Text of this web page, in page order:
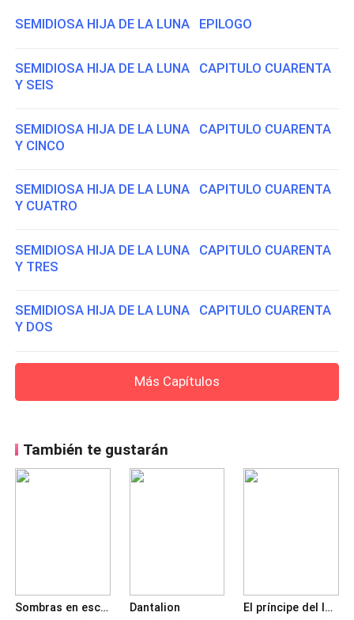
SEMIDIOSA HIJA DE LA LUNA EPILOGO
SEMIDIOSA HIJA DE LA LUNA CAPITULO CUARENTA
Y SEIS
SEMIDIOSA HIJA DE LA LUNA CAPITULO CUARENTA
Y CINCO
SEMIDIOSA HIJA DE LA LUNA CAPITULO CUARENTA
Y CUATRO
SEMIDIOSA HIJA DE LA LUNA CAPITULO CUARENTA
Y TRES
SEMIDIOSA HIJA DE LA LUNA CAPITULO CUARENTA
Y DOS
Más Capítulos
También te gustarán
Sombras en escena Dantalion El príncipe del Inframundo [#3]